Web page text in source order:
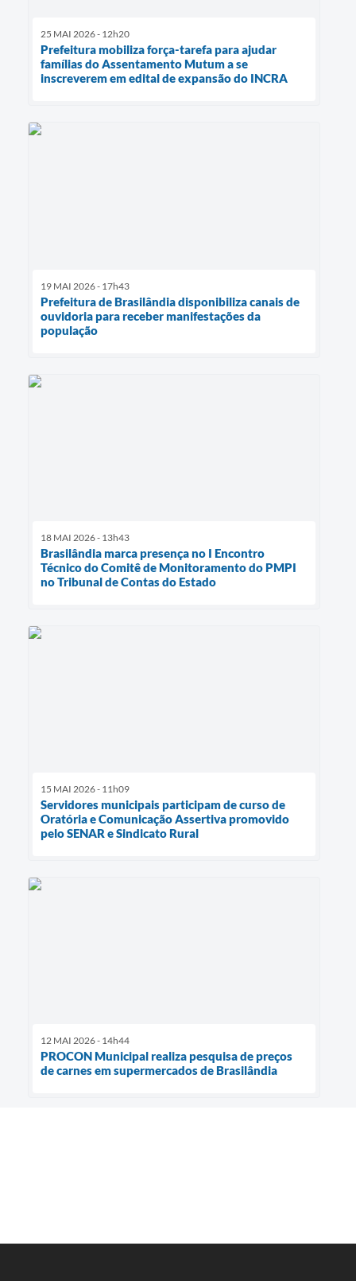
25 MAI 2026 - 12h20
Prefeitura mobiliza força-tarefa para ajudar
famílias do Assentamento Mutum a se
inscreverem em edital de expansão do INCRA
19 MAI 2026 - 17h43
Prefeitura de Brasilândia disponibiliza canais de
ouvidoria para receber manifestações da
população
18 MAI 2026 - 13h43
Brasilândia marca presença no I Encontro
Técnico do Comitê de Monitoramento do PMPI
no Tribunal de Contas do Estado
15 MAI 2026 - 11h09
Servidores municipais participam de curso de
Oratória e Comunicação Assertiva promovido
pelo SENAR e Sindicato Rural
12 MAI 2026 - 14h44
PROCON Municipal realiza pesquisa de preços
de carnes em supermercados de Brasilândia